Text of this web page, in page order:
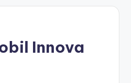
Innova